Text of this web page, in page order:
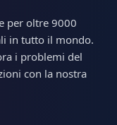
per oltre 9000
in tutto il mondo.
i problemi del
con la nostra